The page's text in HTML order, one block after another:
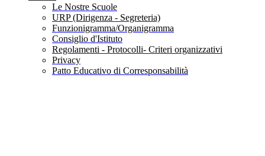
Le Nostre Scuole
URP (Dirigenza - Segreteria)
Funzionigramma/Organigramma
Consiglio d'Istituto
Regolamenti - Protocolli- Criteri organizzativi
Privacy
Patto Educativo di Corresponsabilità